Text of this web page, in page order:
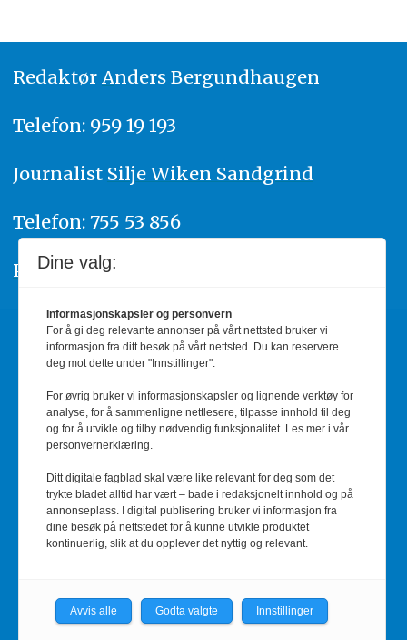
Redaktør Anders Bergundhaugen
Telefon: 959 19 193
Journalist Silje Wiken Sandgrind
Telefon: 755 53 856
Personvern/Cookies
Annonsere
Kontakt oss
red@barnehage.no
RSS-feed
Barnehage.no
Dine valg:
Informasjonskapsler og personvern
For å gi deg relevante annonser på vårt nettsted bruker vi
informasjon fra ditt besøk på vårt nettsted. Du kan reservere
deg mot dette under "Innstillinger".
For øvrig bruker vi informasjonskapsler og lignende verktøy for
analyse, for å sammenligne nettlesere, tilpasse innhold til deg
og for å utvikle og tilby nødvendig funksjonalitet. Les mer i vår
personvernerklæring.
Ditt digitale fagblad skal være like relevant for deg som det
trykte bladet alltid har vært – bade i redaksjonelt innhold og på
annonseplass. I digital publisering bruker vi informasjon fra
dine besøk på nettstedet for å kunne utvikle produktet
kontinuerlig, slik at du opplever det nyttig og relevant.
Avvis alle Godta valgte Innstillinger